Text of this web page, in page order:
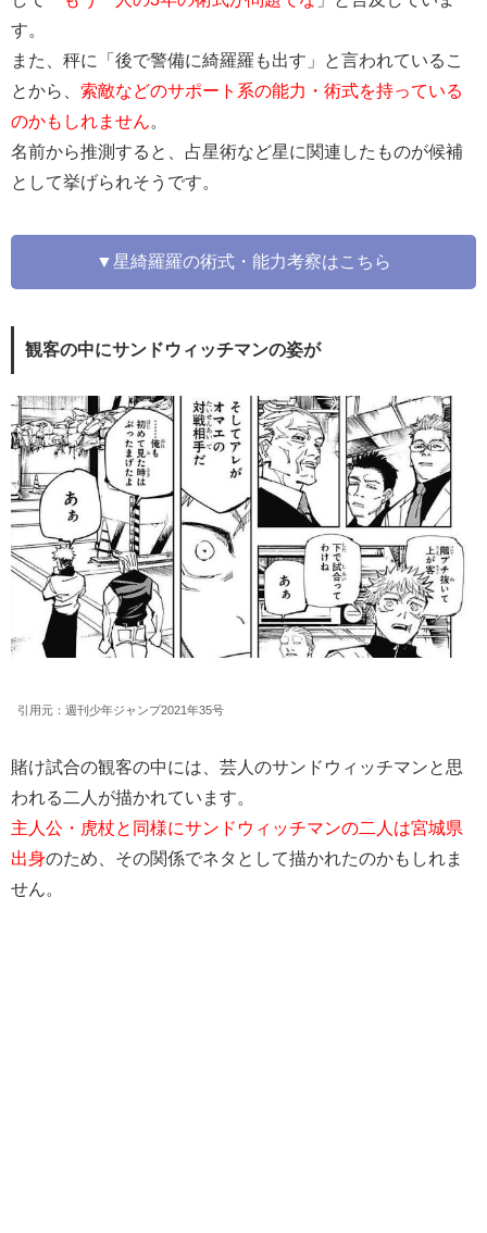
す。
また、秤に「後で警備に綺羅羅も出す」と言われているこ
とから、 索敵などのサポート系の能力・術式を持っている
のかもしれません。
名前から推測すると、占星術など星に関連したものが候補
として挙げられそうです。
▼星綺羅羅の術式・能力考察はこちら
観客の中にサンドウィッチマンの姿が
引用元：週刊少年ジャンプ2021年35号
賭け試合の観客の中には、芸人のサンドウィッチマンと思
われる二人が描かれています。
主人公・虎杖と同様にサンドウィッチマンの二人は宮城県
出身のため、その関係でネタとして描かれたのかもしれま
せん。